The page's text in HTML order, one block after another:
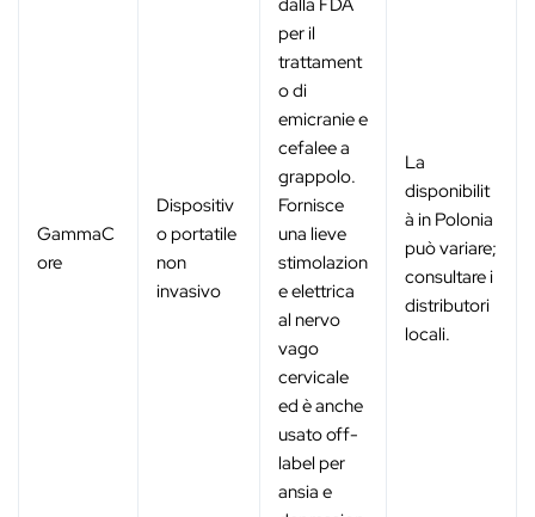
GammaC
ore
Dispositiv
o portatile
non
invasivo
per il
trattament
o di
emicranie e
cefalee a
grappolo.
Fornisce
una lieve
stimolazion
e elettrica
al nervo
vago
cervicale
ed è anche
usato off-
label per
ansia e
La
disponibilit
à in Polonia
può variare;
consultare i
distributori
locali.